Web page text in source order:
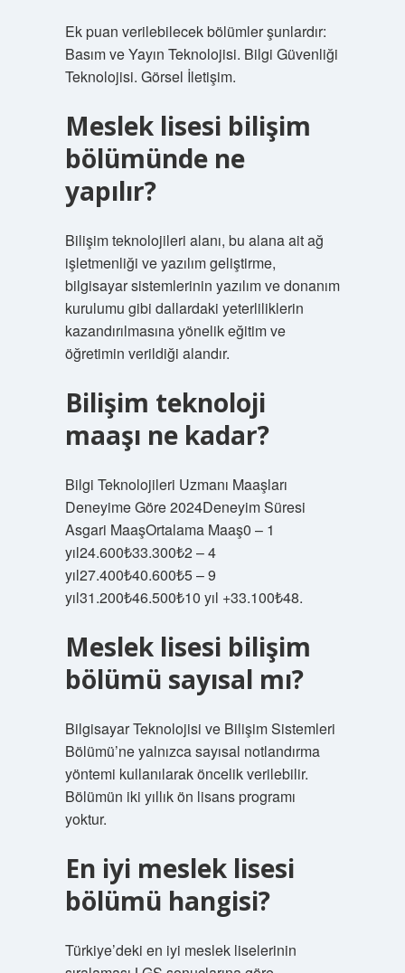
Ek puan verilebilecek bölümler şunlardır:
Basım ve Yayın Teknolojisi. Bilgi Güvenliği
Teknolojisi. Görsel İletişim.
Meslek lisesi bilişim
bölümünde ne
yapılır?
Bilişim teknolojileri alanı, bu alana ait ağ
işletmenliği ve yazılım geliştirme,
bilgisayar sistemlerinin yazılım ve donanım
kurulumu gibi dallardaki yeterliliklerin
kazandırılmasına yönelik eğitim ve
öğretimin verildiği alandır.
Bilişim teknoloji
maaşı ne kadar?
Bilgi Teknolojileri Uzmanı Maaşları
Deneyime Göre 2024Deneyim Süresi
Asgari MaaşOrtalama Maaş0 – 1
yıl24.600₺33.300₺2 – 4
yıl27.400₺40.600₺5 – 9
yıl31.200₺46.500₺10 yıl +33.100₺48.
Meslek lisesi bilişim
bölümü sayısal mı?
Bilgisayar Teknolojisi ve Bilişim Sistemleri
Bölümü’ne yalnızca sayısal notlandırma
yöntemi kullanılarak öncelik verilebilir.
Bölümün iki yıllık ön lisans programı
yoktur.
En iyi meslek lisesi
bölümü hangisi?
Türkiye’deki en iyi meslek liselerinin